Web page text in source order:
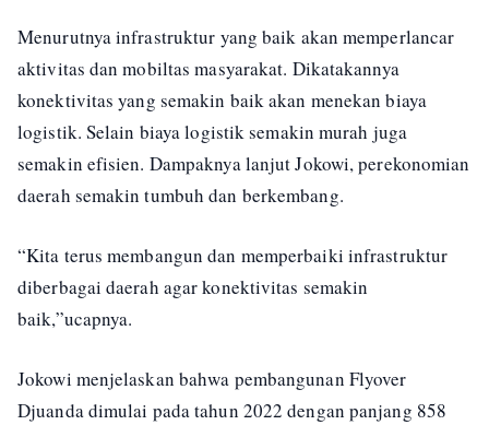
Menurutnya infrastruktur yang baik akan memperlancar
aktivitas dan mobiltas masyarakat. Dikatakannya
konektivitas yang semakin baik akan menekan biaya
logistik. Selain biaya logistik semakin murah juga
semakin efisien. Dampaknya lanjut Jokowi, perekonomian
daerah semakin tumbuh dan berkembang.
“Kita terus membangun dan memperbaiki infrastruktur
diberbagai daerah agar konektivitas semakin
baik,”ucapnya.
Jokowi menjelaskan bahwa pembangunan Flyover
Djuanda dimulai pada tahun 2022 dengan panjang 858